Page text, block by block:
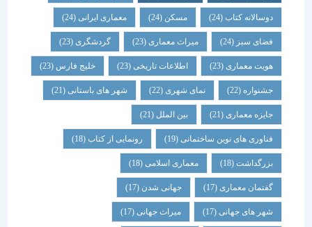
دوسالانه کتاب(24) مسکن(24) معماری ایرانی (24)
فضای سبز(24) میراث معماری(23) گردشگری(23)
هویت معماری(23) اطلاعات تاریخی(23) خلیج فارس (23)
جشنواره(22) نمای شهری(22) شهر های باستانی(21)
جایزه معماری(21) بین الملل(21)
فناوری های نوین ساختمانی(19) رونمایی از کتاب(18)
بزرگداشت(18) معماری اسلامی(18)
گفتمان معماری(17) جهانی شدن(17)
شهر های جهانی(17) میراث جهانی(17)